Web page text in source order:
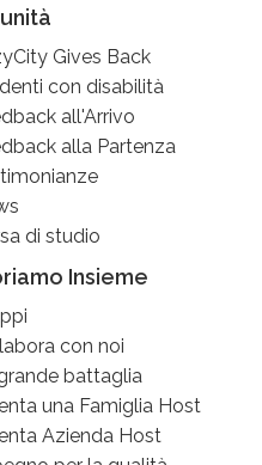
Gives Back
con disabilità
all'Arrivo
alla Partenza
di studio
Insieme
con noi
battaglia
una Famiglia Host
Azienda Host